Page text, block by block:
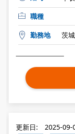
職種
勤務地 茨
更新日: 2025-09-